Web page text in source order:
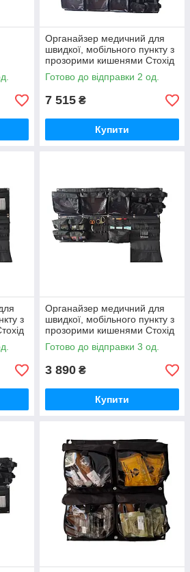
Органайзер медичний для
швидкої, мобільного пункту з
прозорими кишенями Стохід
Варіант 1+2+3+4
Готово до відправки 2 од.
7 515 ₴
Купити
з
Органайзер медичний для
швидкої, мобільного пункту з
прозорими кишенями Стохід
Варіант 2+4
Готово до відправки 3 од.
3 890 ₴
Купити